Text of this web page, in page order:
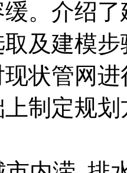
。介绍
及建模
状管网
制定规